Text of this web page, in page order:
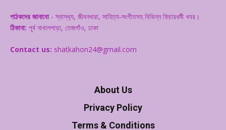
পাঠকদের জানাবো - স্বাস্থ‌্য, জীবনধারা, সাহিত্য-সংগীতসহ বিভিন্ন ফিচারধর্মী খবর।
ঠিকানা: পূর্ব নাখালপাড়া, তেজগাঁও, ঢাকা
Contact us: shatkahon24@gmail.com
About Us
Privacy Policy
Terms & Conditions